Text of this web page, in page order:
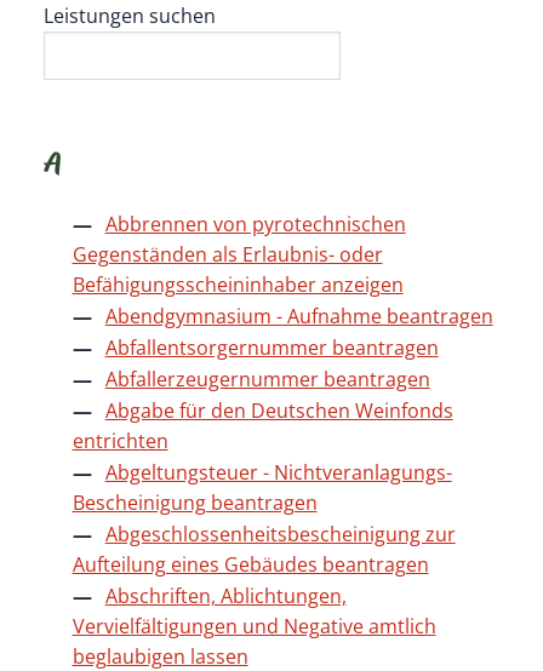
Leistungen suchen
A
Abbrennen von pyrotechnischen
Gegenständen als Erlaubnis- oder
Befähigungsscheininhaber anzeigen
Abendgymnasium - Aufnahme beantragen
Abfallentsorgernummer beantragen
Abfallerzeugernummer beantragen
Abgabe für den Deutschen Weinfonds
entrichten
Abgeltungsteuer - Nichtveranlagungs-
Bescheinigung beantragen
Abgeschlossenheitsbescheinigung zur
Aufteilung eines Gebäudes beantragen
Abschriften, Ablichtungen,
Vervielfältigungen und Negative amtlich
beglaubigen lassen